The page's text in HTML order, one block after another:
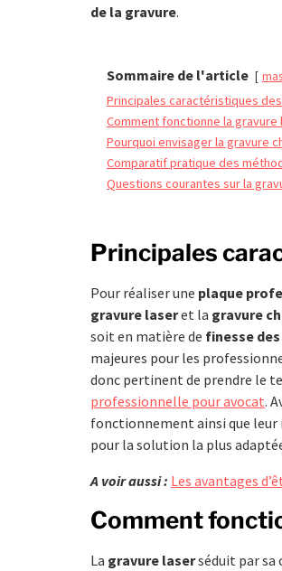
de la gravure.
Sommaire de l'article
Principales caractéristiques
Comment fonctionne la gravure
Pourquoi envisager la gravure
Comparatif pratique des
Questions courantes sur la
Principales
Pour réaliser une plaque
gravure laseret la gravure
soit en matière de finesse
majeures pour les
donc pertinent de prendre le
professionnelle pour avocat.
fonctionnement ainsi que leur
pour la solution la plus
A voir aussi : Les avantages
Comment
La gravure laserséduit par sa